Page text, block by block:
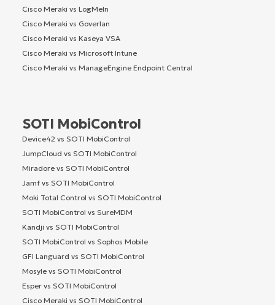
Cisco Meraki vs LogMeIn
Cisco Meraki vs Goverlan
Cisco Meraki vs Kaseya VSA
Cisco Meraki vs Microsoft Intune
Cisco Meraki vs ManageEngine Endpoint Central
SOTI MobiControl
Device42 vs SOTI MobiControl
JumpCloud vs SOTI MobiControl
Miradore vs SOTI MobiControl
Jamf vs SOTI MobiControl
Moki Total Control vs SOTI MobiControl
SOTI MobiControl vs SureMDM
Kandji vs SOTI MobiControl
SOTI MobiControl vs Sophos Mobile
GFI Languard vs SOTI MobiControl
Mosyle vs SOTI MobiControl
Esper vs SOTI MobiControl
Cisco Meraki vs SOTI MobiControl